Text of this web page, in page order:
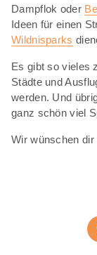
Dampflok oder
Ideen für einen
Wildnisparks
Es gibt so vieles
Städte und
werden. Und
ganz schön viel
Wir wünschen